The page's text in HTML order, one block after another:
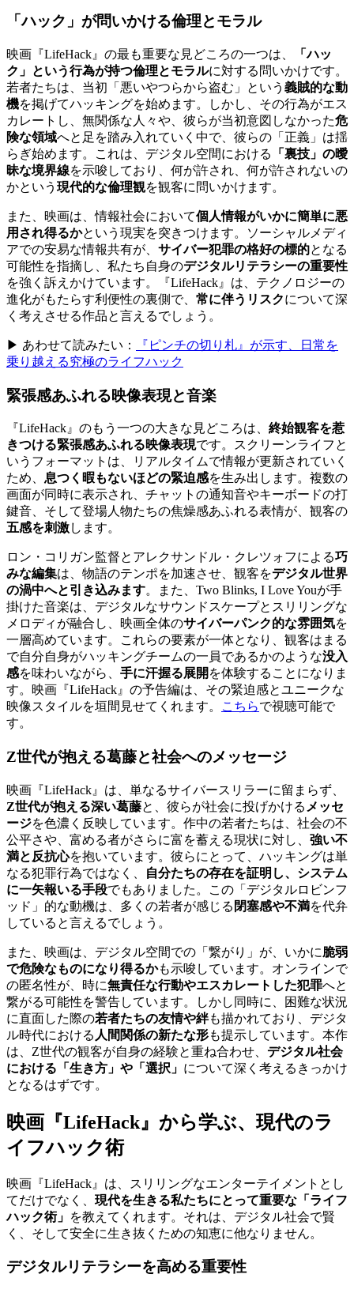
「ハック」が問いかける倫理とモラル
映画『LifeHack』の最も重要な見どころの一つは、
「ハッ
ク」という行為が持つ倫理とモラルに対する問いかけです。
若者たちは、当初「悪いやつらから盗む」という 義賊的な動
機を掲げてハッキングを始めます。しかし、その行為がエス
カレートし、無関係な人々や、彼らが当初意図しなかった危
険な領域へと足を踏み入れていく中で、彼らの「正義」は揺
らぎ始めます。これは、デジタル空間における
「裏技」の曖
昧な境界線を示唆しており、何が許され、何が許されないの
かという 現代的な倫理観を観客に問いかけます。
また、映画は、情報社会において個人情報がいかに簡単に悪
用され得るかという現実を突きつけます。ソーシャルメディ
アでの安易な情報共有が、 サイバー犯罪の格好の標的となる
可能性を指摘し、私たち自身のデジタルリテラシーの重要性
を強く訴えかけています。『LifeHack』は、テクノロジーの
進化がもたらす利便性の裏側で、 常に伴うリスクについて深
く考えさせる作品と言えるでしょう。
▶ あわせて読みたい：
『ピンチの切り札』が示す、日常を
乗り越える究極のライフハック
緊張感あふれる映像表現と音楽
『LifeHack』のもう一つの大きな見どころは、 終始観客を惹
きつける緊張感あふれる映像表現です。スクリーンライフと
いうフォーマットは、リアルタイムで情報が更新されていく
ため、 息つく暇もないほどの緊迫感を生み出します。複数の
画面が同時に表示され、チャットの通知音やキーボードの打
鍵音、そして登場人物たちの焦燥感あふれる表情が、観客の
五感を刺激します。
ロン・コリガン監督とアレクサンドル・クレツォフによる巧
みな編集は、物語のテンポを加速させ、観客をデジタル世界
の渦中へと引き込みます。また、Two Blinks, I Love Youが手
掛けた音楽は、デジタルなサウンドスケープとスリリングな
メロディが融合し、映画全体のサイバーパンク的な雰囲気を
一層高めています。これらの要素が一体となり、観客はまる
で自分自身がハッキングチームの一員であるかのような没入
感を味わいながら、 手に汗握る展開 を体験することになりま
す。映画『LifeHack』の予告編は、その緊迫感とユニークな
映像スタイルを垣間見せてくれます。
こちらで視聴可能で
す。
Z世代が抱える葛藤と社会へのメッセージ
映画『LifeHack』は、単なるサイバースリラーに留まらず、
Z世代が抱える深い葛藤と、彼らが社会に投げかける メッセ
ージを色濃く反映しています。作中の若者たちは、社会の不
公平さや、富める者がさらに富を蓄える現状に対し、 強い不
満と反抗心を抱いています。彼らにとって、ハッキングは単
なる犯罪行為ではなく、
自分たちの存在を証明し、システム
に一矢報いる手段でもありました。この「デジタルロビンフ
ッド」的な動機は、多くの若者が感じる 閉塞感や不満を代弁
していると言えるでしょう。
また、映画は、デジタル空間での「繋がり」が、いかに脆弱
で危険なものになり得るかも示唆しています。オンラインで
の匿名性が、時に無責任な行動やエスカレートした犯罪へと
繋がる可能性を警告しています。しかし同時に、困難な状況
に直面した際の若者たちの友情や絆も描かれており、デジタ
ル時代における 人間関係の新たな形も提示しています。本作
は、Z世代の観客が自身の経験と重ね合わせ、 デジタル社会
における「生き方」や「選択」 について深く考えるきっかけ
となるはずです。
映画『LifeHack』から学ぶ、現代のラ
イフハック術
映画『LifeHack』は、スリリングなエンターテイメントとし
てだけでなく、 現代を生きる私たちにとって重要な「ライフ
ハック術」 を教えてくれます。それは、デジタル社会で賢
く、そして安全に生き抜くための知恵に他なりません。
デジタルリテラシーを高める重要性